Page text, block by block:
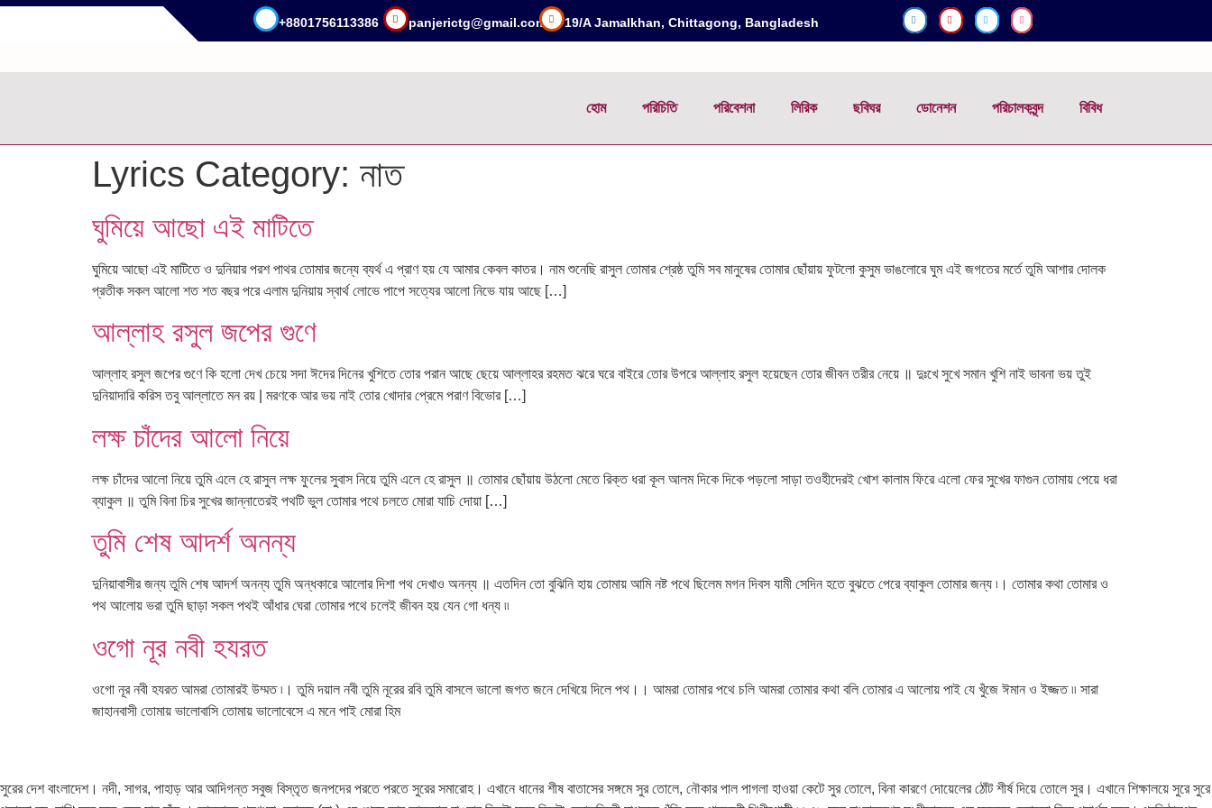
+8801756113386 panjerictg@gmail.com 19/A Jamalkhan, Chittagong, Bangladesh
হোম পরিচিতি পরিবেশনা লিরিক ছবিঘর ডোনেশন পরিচালকবৃন্দ বিবিধ
Lyrics Category: নাত
ঘুমিয়ে আছো এই মাটিতে
ঘুমিয়ে আছো এই মাটিতে ও দুনিয়ার পরশ পাথর তোমার জন্যে ব্যর্থ এ প্রাণ হয় যে আমার কেবল কাতর। নাম শুনেছি রাসুল তোমার শ্রেষ্ঠ তুমি সব মানুষের তোমার ছোঁয়ায় ফুটলো কুসুম ভাঙলোরে ঘুম এই জগতের মর্তে তুমি আশার দোলক
প্রতীক সকল আলো শত শত বছর পরে এলাম দুনিয়ায় স্বার্থ লোভে পাপে সত্যের আলো নিভে যায় আছে […]
আল্লাহ রসুল জপের গুণে
আল্লাহ রসুল জপের গুণে কি হলো দেখ চেয়ে সদা ঈদের দিনের খুশিতে তোর পরান আছে ছেয়ে আল্লাহর রহমত ঝরে ঘরে বাইরে তোর উপরে আল্লাহ রসুল হয়েছেন তোর জীবন তরীর নেয়ে ॥ দুঃখে সুখে সমান খুশি নাই ভাবনা ভয় তুই
দুনিয়াদারি করিস তবু আল্লাতে মন রয় | মরণকে আর ভয় নাই তোর খোদার প্রেমে পরাণ বিভোর […]
লক্ষ চাঁদের আলো নিয়ে
লক্ষ চাঁদের আলো নিয়ে তুমি এলে হে রাসুল লক্ষ ফুলের সুবাস নিয়ে তুমি এলে হে রাসুল ॥ তোমার ছোঁয়ায় উঠলো মেতে রিক্ত ধরা কূল আলম দিকে দিকে পড়লো সাড়া তওহীদেরই খোশ কালাম ফিরে এলো ফের সুখের ফাগুন তোমায় পেয়ে ধরা
ব্যাকুল ॥ তুমি বিনা চির সুখের জান্নাতেরই পথটি ভুল তোমার পথে চলতে মোরা যাচি দোয়া […]
তুমি শেষ আদর্শ অনন্য
দুনিয়াবাসীর জন্য তুমি শেষ আদর্শ অনন্য তুমি অন্ধকারে আলোর দিশা পথ দেখাও অনন্য ॥ এতদিন তো বুঝিনি হায় তোমায় আমি নষ্ট পথে ছিলেম মগন দিবস যামী সেদিন হতে বুঝতে পেরে ব্যাকুল তোমার জন্য ৷। তোমার কথা তোমার ও
পথ আলোয় ভরা তুমি ছাড়া সকল পথই আঁধার ঘেরা তোমার পথে চলেই জীবন হয় যেন গো ধন্য ৷৷
ওগো নূর নবী হযরত
ওগো নূর নবী হযরত আমরা তোমারই উম্মত ৷। তুমি দয়াল নবী তুমি নূরের রবি তুমি বাসলে ভালো জগত জনে দেখিয়ে দিলে পথ।। আমরা তোমার পথে চলি আমরা তোমার কথা বলি তোমার এ আলোয় পাই যে খুঁজে ঈমান ও ইজ্জত ৷৷ সারা
জাহানবাসী তোমায় ভালোবাসি তোমায় ভালোবেসে এ মনে পাই মোরা হিম
সুরের দেশ বাংলাদেশ। নদী, সাগর, পাহাড় আর আদিগন্ত সবুজ বিস্তৃত জনপদের পরতে পরতে সুরের সমারোহ। এখানে ধানের শীষ বাতাসের সঙ্গমে সুর তোলে, নৌকার পাল পাগলা হাওয়া কেটে সুর তোলে, বিনা কারণে দোয়েলের ঠোঁট শীর্ষ দিয়ে তোলে সুর। এখানে শিক্ষালয়ে সুরে সুরে